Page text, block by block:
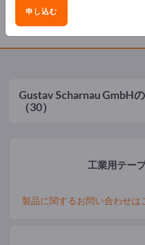
Gustav Scharnau GmbH
（30）
工業用テー
製品に関するお問い合わせは
申し込む